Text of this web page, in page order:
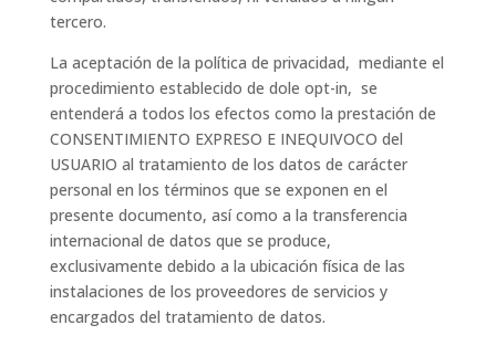
tercero.
La aceptación de la política de privacidad, mediante el
procedimiento establecido de dole opt-in, se
entenderá a todos los efectos como la prestación de
CONSENTIMIENTO EXPRESO E INEQUIVOCO del
USUARIO al tratamiento de los datos de carácter
personal en los términos que se exponen en el
presente documento, así como a la transferencia
internacional de datos que se produce,
exclusivamente debido a la ubicación física de las
instalaciones de los proveedores de servicios y
encargados del tratamiento de datos.